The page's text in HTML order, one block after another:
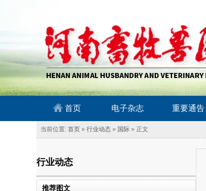
首页 电子杂志 重要通告
当前位置: 首页 » 行业动态 » 国际 » 正文
行业动态
推荐图文